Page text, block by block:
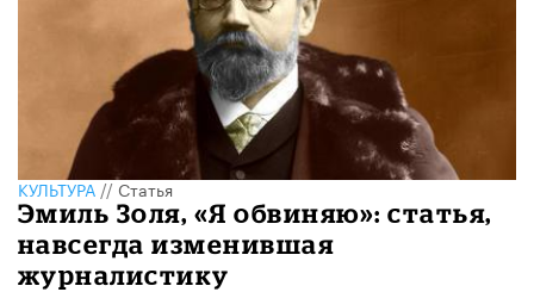
КУЛЬТУРА//Статья
Эмиль Золя, «Я обвиняю»: статья,
навсегда изменившая
журналистику